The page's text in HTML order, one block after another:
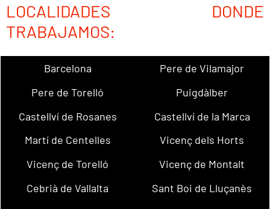
LOCALIDADES DONDE
TRABAJAMOS:
Barcelona
Pere de Vilamajor
Pere de Torelló
Puigdàlber
Castellví de Rosanes
Castellví de la Marca
Martí de Centelles
Vicenç dels Horts
Vicenç de Torelló
Vicenç de Montalt
Cebrià de Vallalta
Sant Boi de Lluçanès